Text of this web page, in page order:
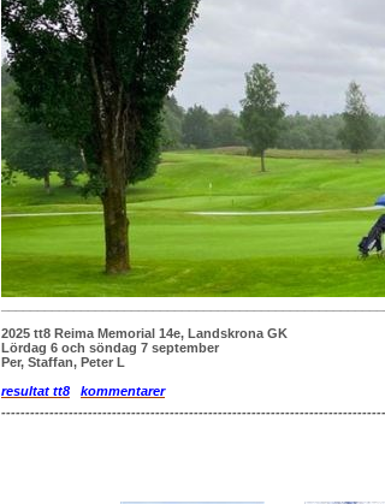
2025 tt8 Reima Memorial 14e, Landskrona GK
Lördag 6 och söndag 7 september
Per, Staffan, Peter L
resultat tt8
kommentarer